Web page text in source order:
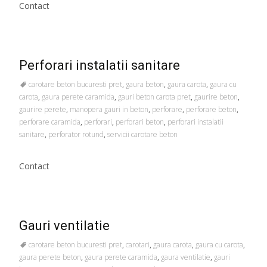
Contact
Perforari instalatii sanitare
carotare beton bucuresti pret, gaura beton, gaura carota, gaura cu
carota, gaura perete caramida, gauri beton carota pret, gaurire beton,
gaurire perete, manopera gauri in beton, perforare, perforare beton,
perforare caramida, perforari, perforari beton, perforari instalatii
sanitare, perforator rotund, servicii carotare beton
Contact
Gauri ventilatie
carotare beton bucuresti pret, carotari, gaura carota, gaura cu carota,
gaura perete beton, gaura perete caramida, gaura ventilatie, gauri